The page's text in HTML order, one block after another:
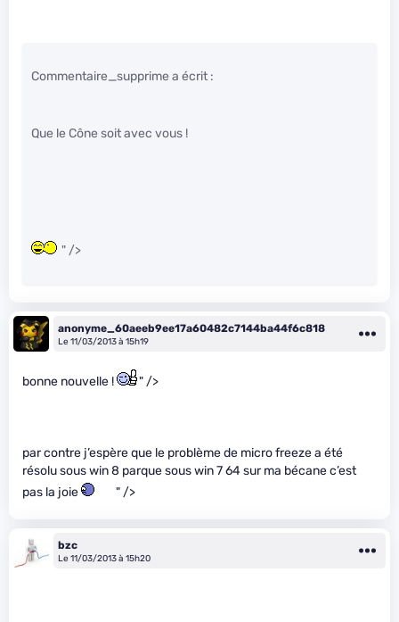
Commentaire_supprime a écrit :
Que le Cône soit avec vous !
" />
anonyme_60aeeb9ee17a60482c7144ba44f6c818
Le 11/03/2013 à 15h19
bonne nouvelle ! " />
par contre j’espère que le problème de micro freeze a été
résolu sous win 8 parque sous win 7 64 sur ma bécane c’est
pas la joie
" />
bzc
Le 11/03/2013 à 15h20